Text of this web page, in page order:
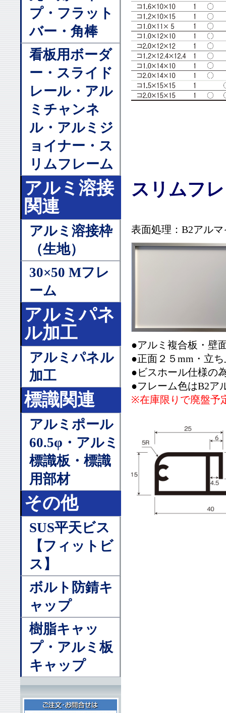
プ・フラット
バー・角棒
看板用ボーダ
ー・スライド
レール・アル
ミチャンネ
ル・アルミジ
ョイナー・ス
リムフレーム
アルミ溶接
関連
アルミ溶接枠
（生地）
30×50 Mフレ
ーム
アルミパネ
ル加工
アルミパネル
加工
標識関連
アルミポール
60.5φ・アルミ
標識板・標識
用部材
その他
SUS平天ビス
【フィットビ
ス】
ボルト防錆キ
ャップ
樹脂キャッ
プ・アルミ板
キャップ
スリムフ
表面処理：B2アル
●アルミ複合板・壁
●正面２５mm・立
●ビスホール仕様の
●フレーム色はB2ア
※在庫限りで廃盤予